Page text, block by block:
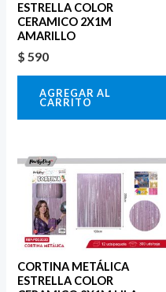
ESTRELLA COLOR
CERAMICO 2X1M
AMARILLO
$ 590
AGREGAR AL
CARRITO
CORTINA METÁLICA
ESTRELLA COLOR